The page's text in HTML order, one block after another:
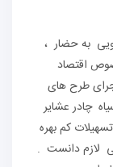
به حضار ،
اقتصاد
طرح های
چادر عشایر
کم بهره
لازم دانست .